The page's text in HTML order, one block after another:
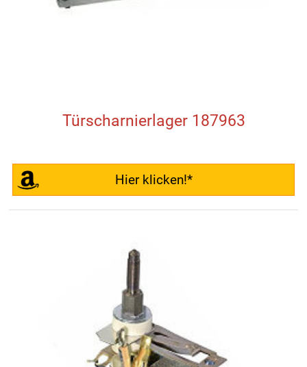
Türscharnierlager 187963
Hier klicken!*